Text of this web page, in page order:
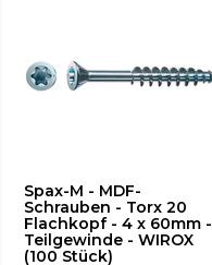
Spax-M - MDF-
Schrauben - Torx 20
Flachkopf - 4 x 60mm -
Teilgewinde - WIROX
(100 Stück)